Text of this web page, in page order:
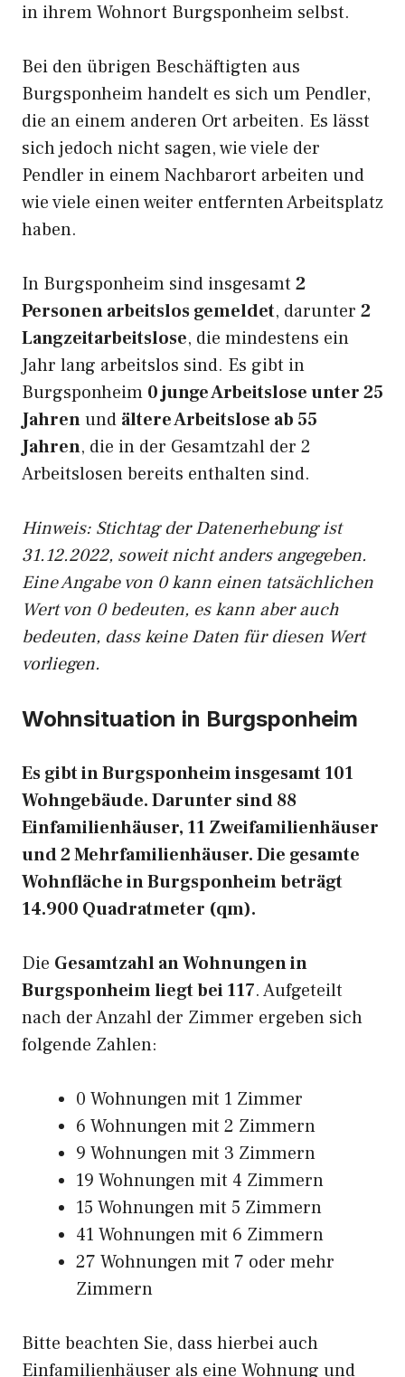
in ihrem Wohnort Burgsponheim selbst.
Bei den übrigen Beschäftigten aus
Burgsponheim handelt es sich um Pendler,
die an einem anderen Ort arbeiten. Es lässt
sich jedoch nicht sagen, wie viele der
Pendler in einem Nachbarort arbeiten und
wie viele einen weiter entfernten Arbeitsplatz
haben.
In Burgsponheim sind insgesamt 2
Personen arbeitslos gemeldet, darunter 2
Langzeitarbeitslose, die mindestens ein
Jahr lang arbeitslos sind. Es gibt in
Burgsponheim 0 junge Arbeitslose unter 25
Jahrenund ältere Arbeitslose ab 55
Jahren, die in der Gesamtzahl der 2
Arbeitslosen bereits enthalten sind.
Hinweis: Stichtag der Datenerhebung ist
31.12.2022, soweit nicht anders angegeben.
Eine Angabe von 0 kann einen tatsächlichen
Wert von 0 bedeuten, es kann aber auch
bedeuten, dass keine Daten für diesen Wert
vorliegen.
Wohnsituation in Burgsponheim
Es gibt in Burgsponheim insgesamt 101
Wohngebäude. Darunter sind 88
Einfamilienhäuser, 11 Zweifamilienhäuser
und 2 Mehrfamilienhäuser. Die gesamte
Wohnfläche in Burgsponheim beträgt
14.900 Quadratmeter (qm).
Die Gesamtzahl an Wohnungen in
Burgsponheim liegt bei 117. Aufgeteilt
nach der Anzahl der Zimmer ergeben sich
folgende Zahlen:
0 Wohnungen mit 1 Zimmer
6 Wohnungen mit 2 Zimmern
9 Wohnungen mit 3 Zimmern
19 Wohnungen mit 4 Zimmern
15 Wohnungen mit 5 Zimmern
41 Wohnungen mit 6 Zimmern
27 Wohnungen mit 7 oder mehr
Zimmern
Bitte beachten Sie, dass hierbei auch
Einfamilienhäuser als eine Wohnung und